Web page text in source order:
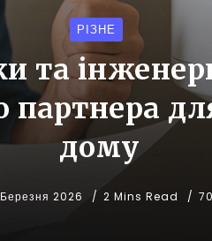
РІЗНЕ
та
партнера
дому
2026 2 Mins Read